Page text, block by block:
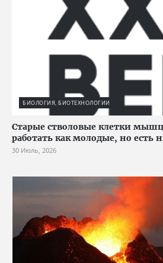
БИОЛОГИЯ, БИОТЕХНОЛОГИИ
Старые стволовые клетки
работать как молодые, но есть
30 Июль, 2026